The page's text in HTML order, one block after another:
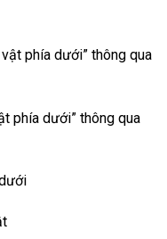
phía dưới” thông qua
phía dưới” thông qua